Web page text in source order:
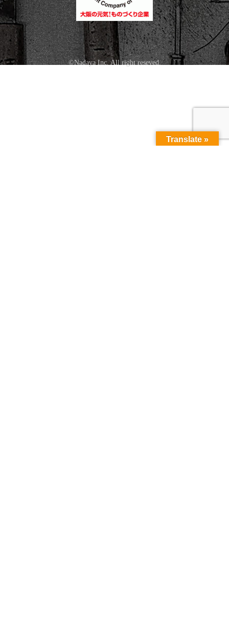
©Nadaya Inc. All right reseved.
Translate »